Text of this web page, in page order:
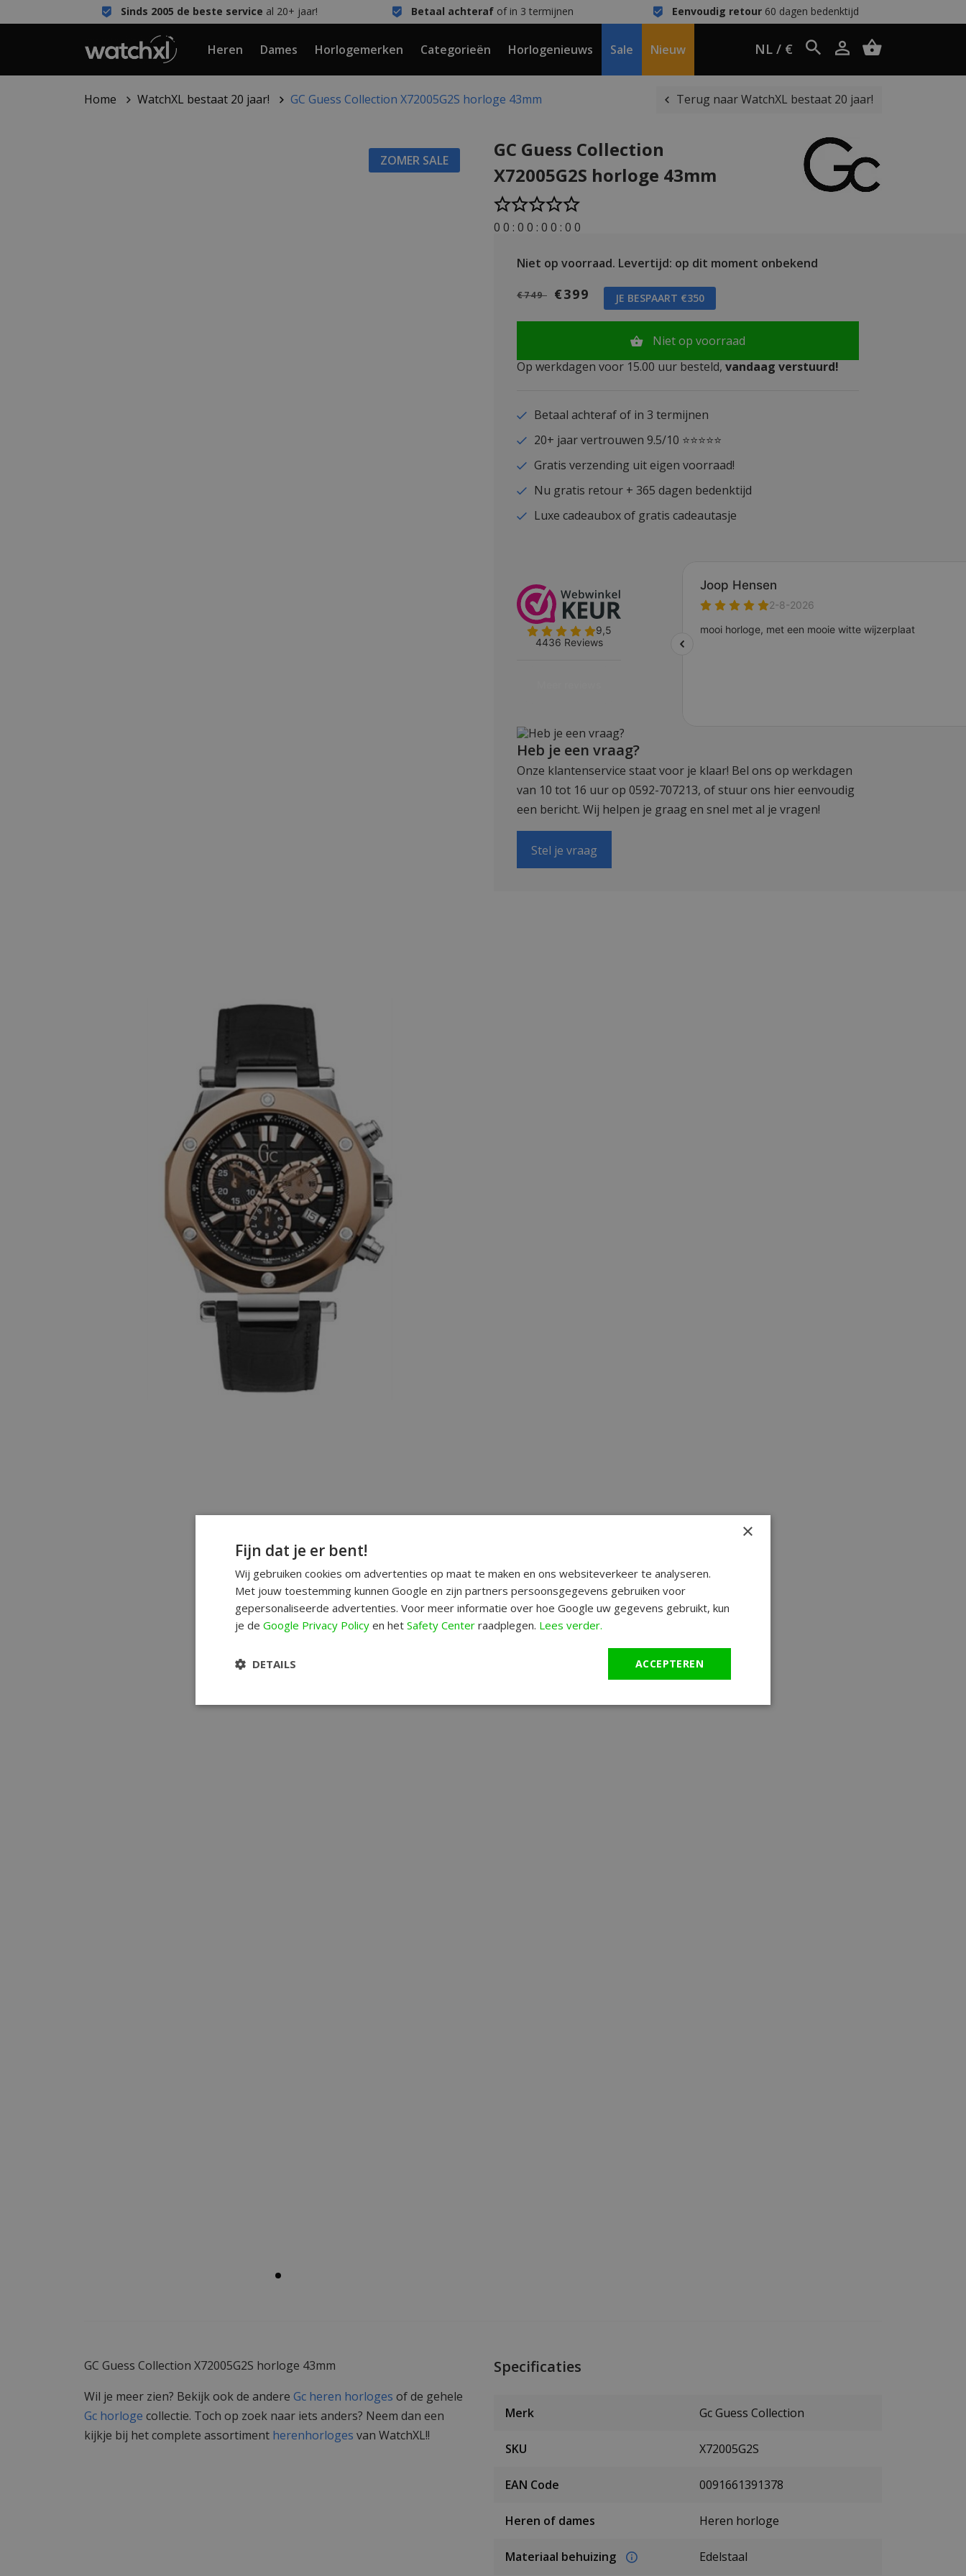
Sinds 2005 de beste service al 20+ jaar! Betaal achterafof in 3 termijnen Eenvoudig retour60 dagen bedenktijd
Heren Dames Horlogemerken Categorieën Horlogenieuws Sale Nieuw NL / €
Home WatchXL bestaat 20 jaar! GC Guess Collection X72005G2S horloge 43mm Terug naar WatchXL bestaat 20 jaar!
ZOMER SALE
GC Guess Collection
X72005G2S horloge 43mm
0 0 : 0 0 : 0 0 : 0 0
Niet op voorraad. Levertijd: op dit moment onbekend
€749 €399 JE BESPAART €350
Niet op voorraad
Op werkdagen voor 15.00 uur besteld, vandaag verstuurd!
Betaal achteraf of in 3 termijnen
20+ jaar vertrouwen 9.5/10 ⭐⭐⭐⭐⭐
Gratis verzending uit eigen voorraad!
Nu gratis retour + 365 dagen bedenktijd
Luxe cadeaubox of gratis cadeautasje
Heb je een vraag?
Onze klantenservice staat voor je klaar! Bel ons op werkdagen
van 10 tot 16 uur op 0592-707213, of stuur ons hier eenvoudig
een bericht. Wij helpen je graag en snel met al je vragen!
Stel je vraag
GC Guess Collection X72005G2S horloge 43mm
Wil je meer zien? Bekijk ook de andere Gc heren horloges of de gehele
Gc horloge collectie. Toch op zoek naar iets anders? Neem dan een
kijkje bij het complete assortiment herenhorloges van WatchXL!!
Specificaties
Merk Gc Guess Collection
SKU X72005G2S
EAN Code 0091661391378
Heren of dames Heren horloge
Materiaal behuizing Edelstaal
×
Fijn dat je er bent!
Wij gebruiken cookies om advertenties op maat te maken en ons websiteverkeer te analyseren.
Met jouw toestemming kunnen Google en zijn partners persoonsgegevens gebruiken voor
gepersonaliseerde advertenties. Voor meer informatie over hoe Google uw gegevens gebruikt, kun
je de Google Privacy Policy en het Safety Center raadplegen. Lees verder.
ACCEPTEREN
DETAILS